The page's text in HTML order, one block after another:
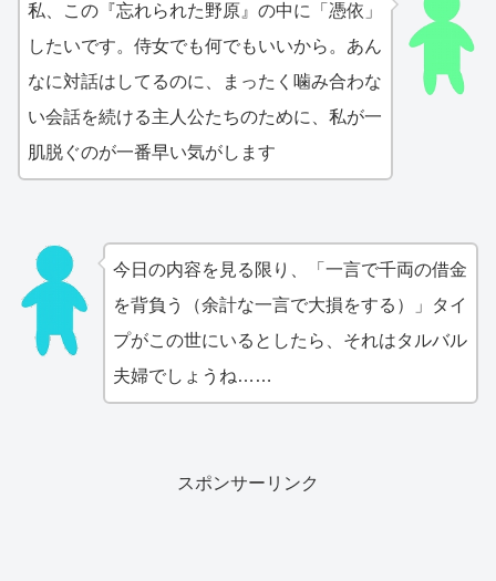
私、この『忘れられた野原』の中に「憑依」
したいです。侍女でも何でもいいから。あん
なに対話はしてるのに、まったく噛み合わな
い会話を続ける主人公たちのために、私が一
肌脱ぐのが一番早い気がします
今日の内容を見る限り、「一言で千両の借金
を背負う（余計な一言で大損をする）」タイ
プがこの世にいるとしたら、それはタルバル
夫婦でしょうね……
スポンサーリンク